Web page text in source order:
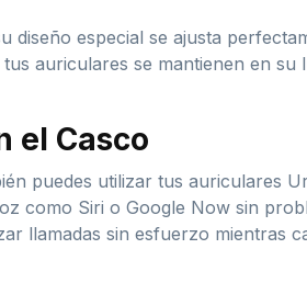
especial se ajusta
auriculares se mantienen en su
el Casco
puedes utilizar tus auriculares
como Siri o Google Now sin
llamadas sin esfuerzo mientras